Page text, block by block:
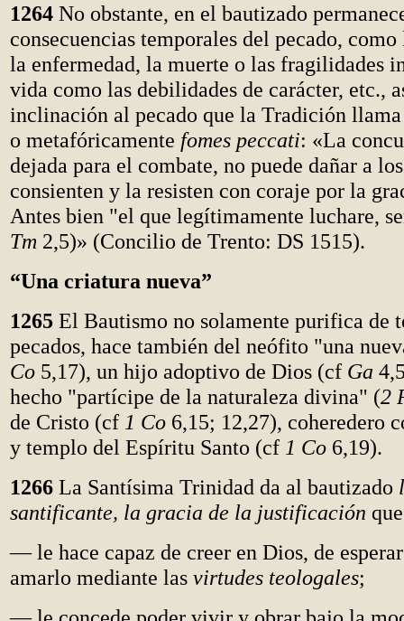
1264 No obstante, en el bautizado
consecuencias temporales del pecado,
la enfermedad, la muerte o las fragilidades
vida como las debilidades de carácter, etc.,
inclinación al pecado que la Tradición
o metafóricamente fomes peccati: «La
dejada para el combate, no puede dañar a
consienten y la resisten con coraje por la
Antes bien "el que legítimamente luchare,
Tm 2,5)» (Concilio de Trento: DS 1515).
“Una criatura nueva”
1265 El Bautismo no solamente purifica de
pecados, hace también del neófito "una
Co 5,17), un hijo adoptivo de Dios (cf Ga
hecho "partícipe de la naturaleza divina" (2
de Cristo (cf 1 Co 6,15; 12,27), coheredero
y templo del Espíritu Santo (cf 1 Co 6,19).
1266 La Santísima Trinidad da al bautizado
santificante, la gracia de la justificación
— le hace capaz de creer en Dios, de
amarlo mediante las virtudes teologales;